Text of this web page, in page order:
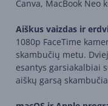
Canva, MacBook Neo
Aiškus vaizdas ir
1080p FaceTime
skambučių metu.
esantys garsiakalbiai
aiškų garsą